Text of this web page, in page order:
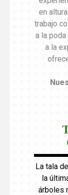
en
trabajo
a la
a la
La tala
la
árboles